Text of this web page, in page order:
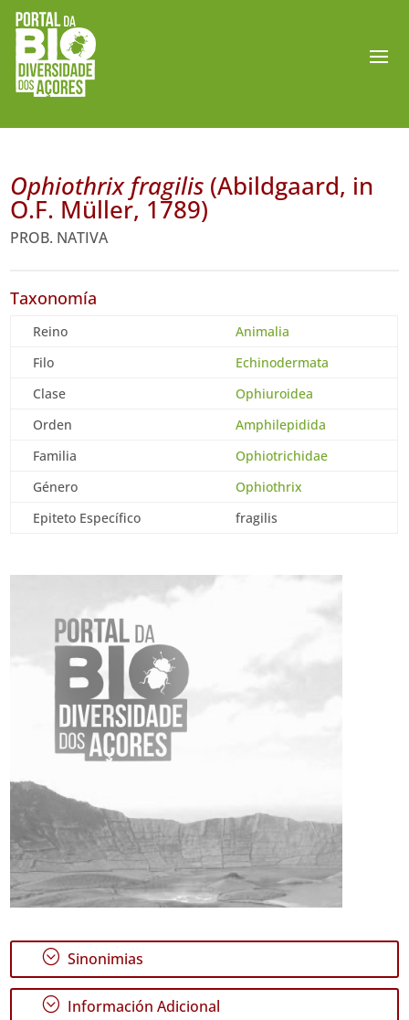
Ophiothrix fragilis (Abildgaard, in
O.F. Müller, 1789)
PROB. NATIVA
Taxonomía
Reino
Animalia
Filo
Echinodermata
Clase
Ophiuroidea
Orden
Amphilepidida
Familia
Ophiotrichidae
Género
Ophiothrix
Epiteto Específico
fragilis
; Sinonimias
; Información Adicional